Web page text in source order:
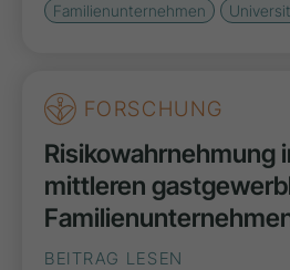
Familienunternehmen
FORSCHUNG
Risikowahrnehmung
mittleren
BEITRAG LESEN